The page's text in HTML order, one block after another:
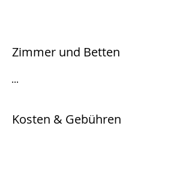
Zimmer und Betten
...
Kosten & Gebühren